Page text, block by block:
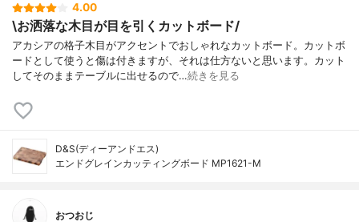
4.00
\お洒落な木目が目を引くカットボード/
アカシアの格子木目がアクセントでおしゃれなカットボード。カットボ
ードとして使うと傷は付きますが、それは仕方ないと思います。カット
してそのままテーブルに出せるので…続きを見る
D&S(ディーアンドエス)
エンドグレインカッティングボード MP1621-M
おつおじ